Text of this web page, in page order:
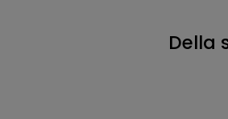
Della